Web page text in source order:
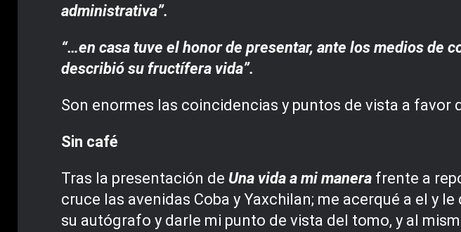
administrativa”.
“…en casa tuve el honor de presentar, ante los medios de
describió su fructífera vida”.
Son enormes las coincidencias y puntos de vista a favor
Sin café
Tras la presentación de Una vida a mi manera frente a
cruce las avenidas Coba y Yaxchilan; me acerqué a el y
su autógrafo y darle mi punto de vista del tomo, y al